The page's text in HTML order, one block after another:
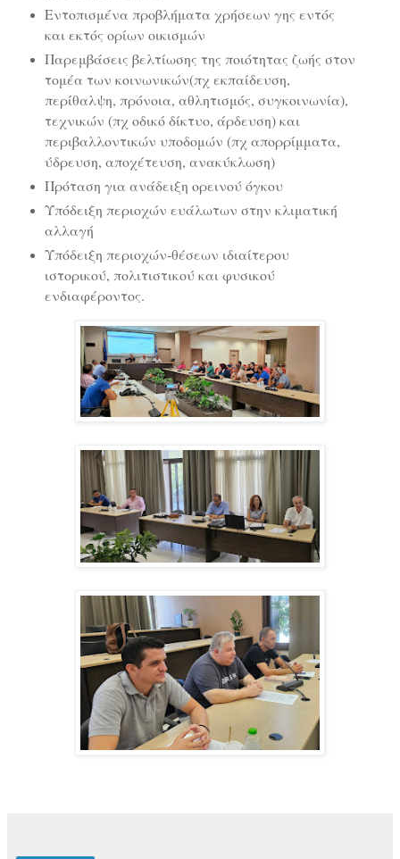
Εντοπισμένα προβλήματα χρήσεων γης εντός
και εκτός ορίων οικισμών
Παρεμβάσεις βελτίωσης της ποιότητας ζωής στον
τομέα των κοινωνικών(πχ εκπαίδευση,
περίθαλψη, πρόνοια, αθλητισμός, συγκοινωνία),
τεχνικών (πχ οδικό δίκτυο, άρδευση) και
περιβαλλοντικών υποδομών (πχ απορρίμματα,
ύδρευση, αποχέτευση, ανακύκλωση)
Πρόταση για ανάδειξη ορεινού όγκου
Υπόδειξη περιοχών ευάλωτων στην κλιματική
αλλαγή
Υπόδειξη περιοχών-θέσεων ιδιαίτερου
ιστορικού, πολιτιστικού και φυσικού
ενδιαφέροντος.